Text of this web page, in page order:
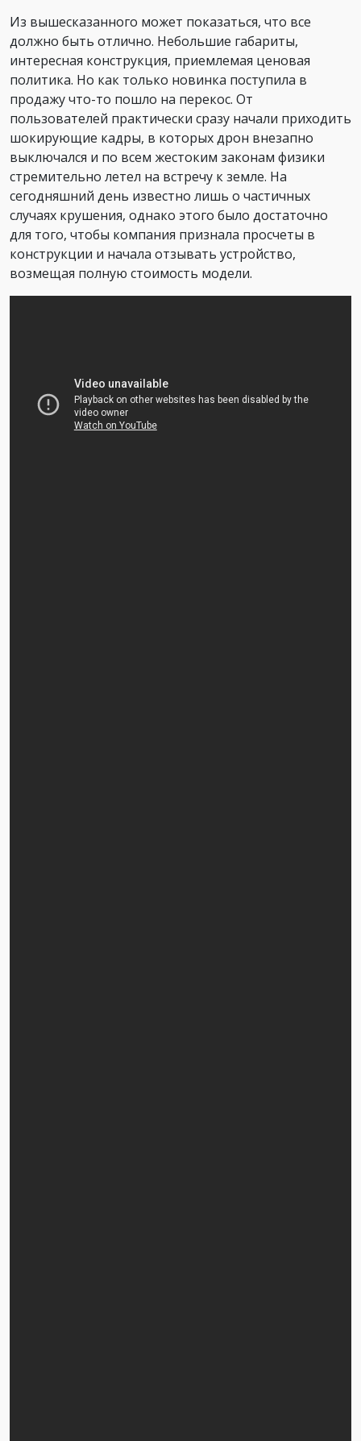
Из вышесказанного может показаться, что все
должно быть отлично. Небольшие габариты,
интересная конструкция, приемлемая ценовая
политика. Но как только новинка поступила в
продажу что-то пошло на перекос. От
пользователей практически сразу начали приходить
шокирующие кадры, в которых дрон внезапно
выключался и по всем жестоким законам физики
стремительно летел на встречу к земле. На
сегодняшний день известно лишь о частичных
случаях крушения, однако этого было достаточно
для того, чтобы компания признала просчеты в
конструкции и начала отзывать устройство,
возмещая полную стоимость модели.